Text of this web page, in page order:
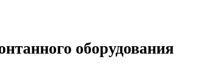
оборудования